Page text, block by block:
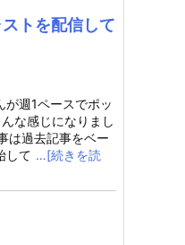
トを配信して
が週1ペースでポッ
な感じになりまし
は過去記事をベー
して …[続きを読